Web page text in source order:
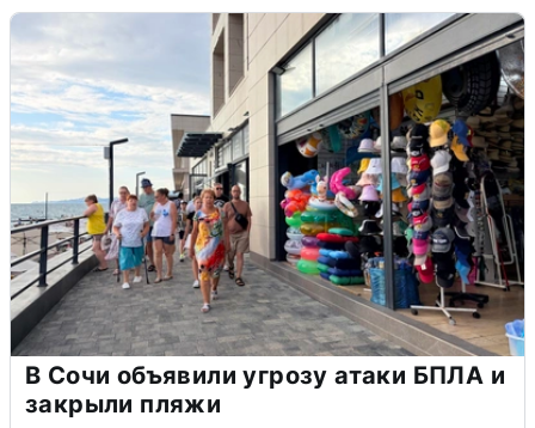
В Сочи объявили угрозу атаки БПЛА и
закрыли пляжи